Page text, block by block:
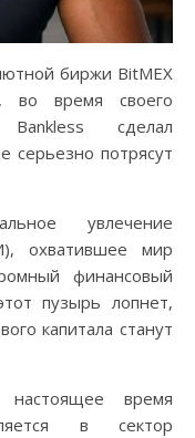
биржи BitMEX
во время своего
сделал
серьезно потрясут
увлечение
охватившее мир
финансовый
пузырь лопнет,
капитала станут
время
в сектор